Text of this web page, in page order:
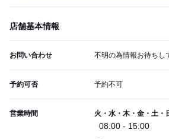
店舗基本情報
お問い合わせ 不明の為情報お待ちし
予約可否 予約不可
営業時間 火・水・木・金・土・
08:00 - 15:00